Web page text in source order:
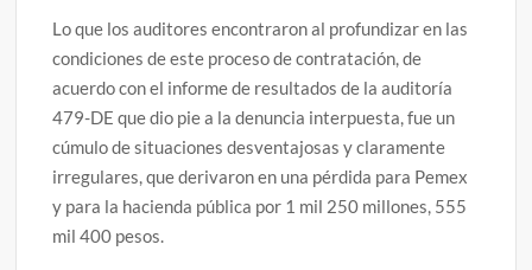
Lo que los auditores encontraron al profundizar en las
condiciones de este proceso de contratación, de
acuerdo con el informe de resultados de la auditoría
479-DE que dio pie a la denuncia interpuesta, fue un
cúmulo de situaciones desventajosas y claramente
irregulares, que derivaron en una pérdida para Pemex
y para la hacienda pública por 1 mil 250 millones, 555
mil 400 pesos.